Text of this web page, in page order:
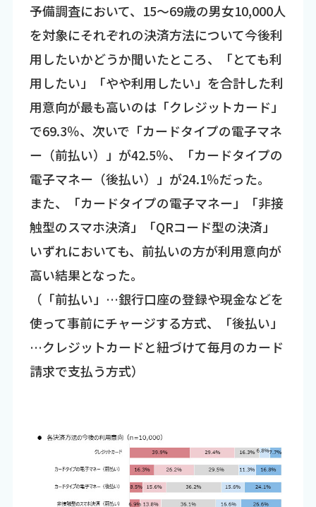
予備調査において、15～69歳の男女10,000人
を対象にそれぞれの決済方法について今後利
用したいかどうか聞いたところ、「とても利
用したい」「やや利用したい」を合計した利
用意向が最も高いのは「クレジットカード」
で69.3％、次いで「カードタイプの電子マネ
ー（前払い）」が42.5％、「カードタイプの
電子マネー（後払い）」が24.1％だった。
また、「カードタイプの電子マネー」「非接
触型のスマホ決済」「QRコード型の決済」
いずれにおいても、前払いの方が利用意向が
高い結果となった。
（「前払い」…銀行口座の登録や現金などを
使って事前にチャージする方式、「後払い」
…クレジットカードと紐づけて毎月のカード
請求で支払う方式）